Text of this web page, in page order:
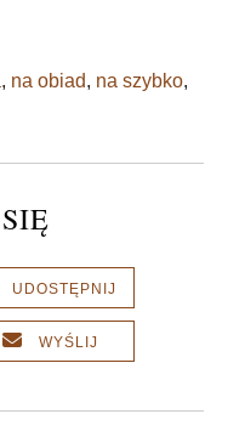
, na obiad, na szybko,
UDOSTĘPNIJ
WYŚLIJ